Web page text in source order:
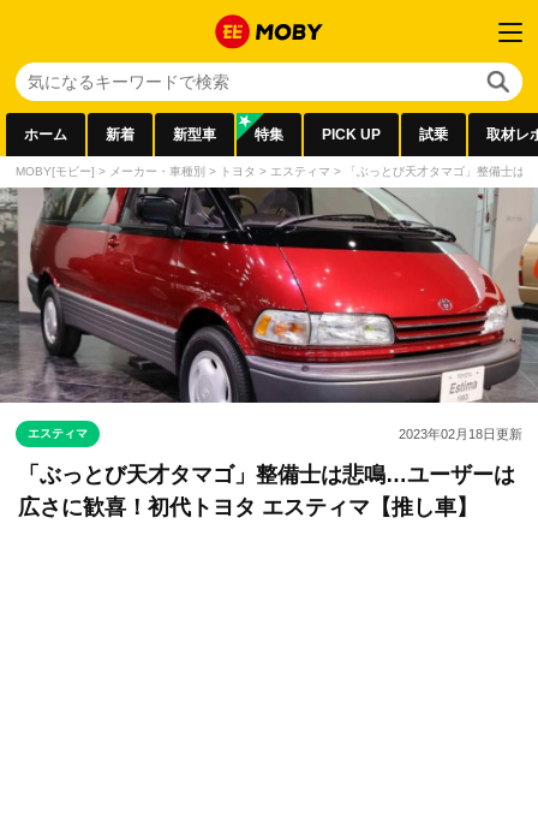
ホーム 新着 新型車 特集 PICK UP 試乗 取材レ
MOBY[モビー] > メーカー・車種別 > トヨタ > エスティマ > 「ぶっとび天才タマゴ」整備士は
エスティマ 2023年02月18日更新
「ぶっとび天才タマゴ」整備士は悲鳴…ユーザーは
広さに歓喜！初代トヨタ エスティマ【推し車】